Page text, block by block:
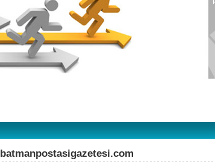
batmanpostasigazetesi.com